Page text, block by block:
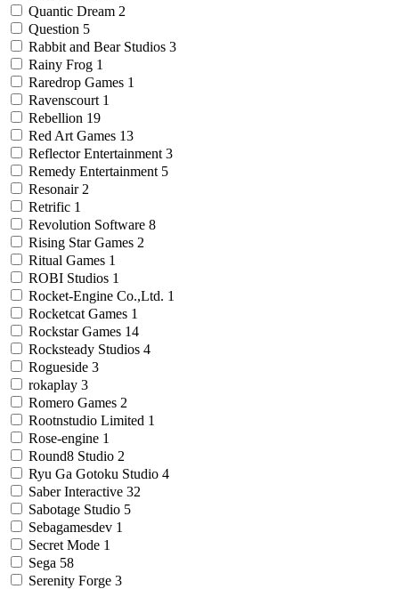
Quantic Dream 2
Question 5
Rabbit and Bear Studios 3
Rainy Frog 1
Raredrop Games 1
Ravenscourt 1
Rebellion 19
Red Art Games 13
Reflector Entertainment 3
Remedy Entertainment 5
Resonair 2
Retrific 1
Revolution Software 8
Rising Star Games 2
Ritual Games 1
ROBI Studios 1
Rocket-Engine Co.,Ltd. 1
Rocketcat Games 1
Rockstar Games 14
Rocksteady Studios 4
Rogueside 3
rokaplay 3
Romero Games 2
Rootnstudio Limited 1
Rose-engine 1
Round8 Studio 2
Ryu Ga Gotoku Studio 4
Saber Interactive 32
Sabotage Studio 5
Sebagamesdev 1
Secret Mode 1
Sega 58
Serenity Forge 3